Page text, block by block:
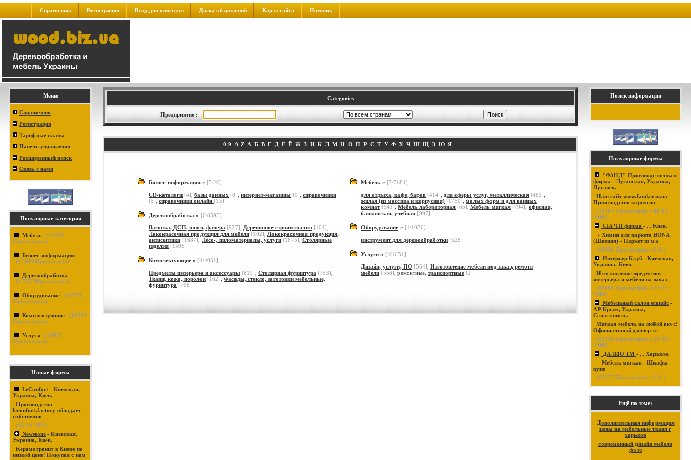
Справочник Регистрация Вход для клиентов Доска объявлений Карта сайта Помощь
Меню
Справочник
Регистрация
Тарифные планы
Панель управления
Расширенный поиск
Связь с нами
Популярные категории
Мебель (24239
Просмотров)
Бизнес-информация
(17880 Просмотров)
Деревообработка
(17767 Просмотров)
Оборудование (16379
Просмотров)
Комплектующие (16293
Просмотров)
Услуги (14876
Просмотров)
Новые фирмы
LeConfort - Киевская,
Украина, Киев.
Производство
leconfort.factory обладает
собственно
(03-19-2021)
Newstone - Киевская,
Украина, Киев.
Керамогранит в Киеве по
низкой цене! Покупая с нам
Categories
Предприятие :
0-9 A-Z А Б В Г Д Е Ё Ж З И К Л М Н О П Р С Т У Ф Х Ч Ш Щ Э Ю Я
Бизнес-информация » [5/29]
CD-каталоги [4] базы данных [8] интернет-магазины [9] справочники
[5] справочники онлайн [15]
Деревообработка » [6/8595]
Вагонка, ДСП, шпон, фанера [927] Деревянное строительство [104]
Лакокрасочная продукция для мебели [102] Лакокрасочная продукция,
антисептики [1687] Лесо-, пиломатериалы, услуги [1675] Столярные
изделия [1595]
Комплектующие » [4/4051]
Предметы интерьера и аксессуары [819] Столярная фурнитура [753]
Ткани, кожа, поролон [162] Фасады, стекло, заготовки мебельные,
фурнитура [758]
Мебель » [7/7184]
для отдыха, кафе, баров [414] для сферы услуг, металлическая [481]
жилая (из массива и корпусная) [1750] малых форм и для ванных
комнат [541] Мебель лабораторная [65] Мебель мягкая [794] офисная,
банковская, учебная [997]
Оборудование » [1/1030]
инструмент для деревообработки [528]
Услуги » [4/1651]
Дизайн, услуги, ПО [564] Изготовление мебели под заказ, ремонт
мебели [556] ремонтные транспортные [2]
Поиск информации
Популярные фирмы
"ФАНД"-Производственная
фирма - Луганская, Украина,
Луганск.
Наш сайт www.fand.com.ua
Производство корпусно
(24367 Просмотров с 10-03-
2008)
CIA ЧП фирма - , , Киев.
- Химия для паркета BONA
(Швеция) - Паркет из ма
(15436 Просмотров с 0-0-)
Интерьер Клуб - Киевская,
Украина, Киев.
Изготовление предметов
интерьера и мебели на заказ
(15094 Просмотров с 03-25-
2008)
Мебельный салон scandic -
АР Крым, Украина,
Севастополь.
Мягкая мебель на любой вкус!
Официальный диллер эс
(13354 Просмотров с 06-19-
2008)
ДАЛИО ТМ - , , Харьков.
- Мебель мягкая - Шкафы-
купе
(13277 Просмотров с 0-0-)
Ещё по теме:
Дополнительная информация
цены на мебельные ткани г
харьков
современный дизайн мебели
фото